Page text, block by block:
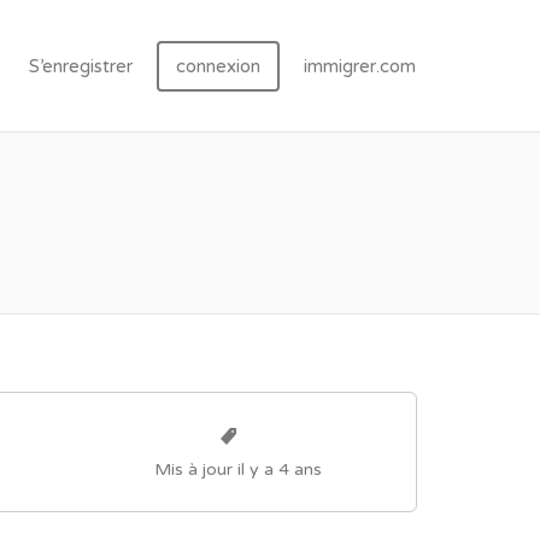
S’enregistrer connexion immigrer.com
Mis à jour il y a 4 ans